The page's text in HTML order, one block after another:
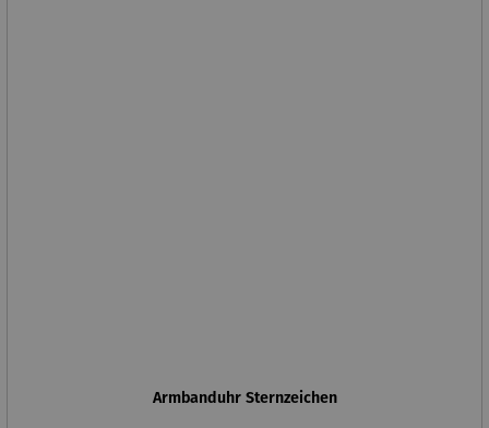
Armbanduhr Sternzeichen